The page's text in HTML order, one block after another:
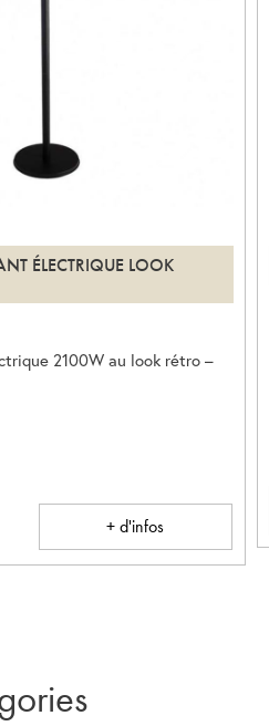
ÉLECTRIQUE LOOK
2100W au look rétro –
+ d'infos